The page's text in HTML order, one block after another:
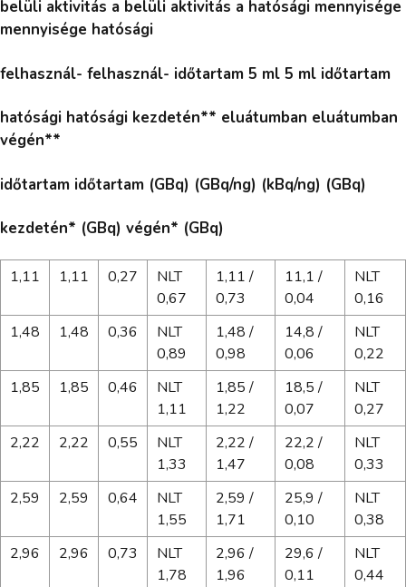
belüli aktivitás a belüli aktivitás a hatósági mennyisége
mennyisége hatósági
felhasznál- felhasznál- időtartam 5 ml 5 ml időtartam
hatósági hatósági kezdetén** eluátumban eluátumban
végén**
időtartam időtartam (GBq) (GBq/ng) (kBq/ng) (GBq)
kezdetén* (GBq) végén* (GBq)
1,11 1,11 0,27
NLT
0,67
1,11 /
0,73
11,1 /
0,04
NLT
0,16
1,48
1,48 0,36
NLT
0,89
1,48 /
0,98
14,8 /
0,06
NLT
0,22
1,85
1,85 0,46
NLT
1,11
1,85 /
1,22
18,5 /
0,07
NLT
0,27
2,22
2,22 0,55
NLT
1,33
2,22 /
1,47
22,2 /
0,08
NLT
0,33
2,59
2,59 0,64
NLT
1,55
2,59 /
1,71
25,9 /
0,10
NLT
0,38
2,96
2,96 0,73
NLT
1,78
2,96 /
1,96
29,6 /
0,11
NLT
0,44